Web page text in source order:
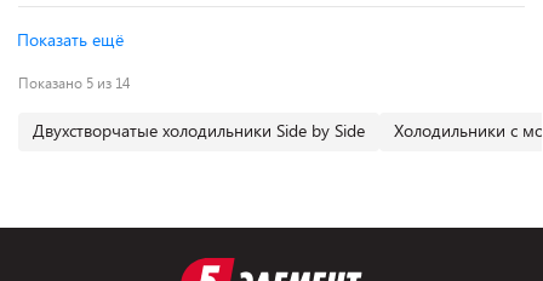
Показать ещё
Показано 5 из 14
Двухстворчатые холодильники Side by Side Холодильники с